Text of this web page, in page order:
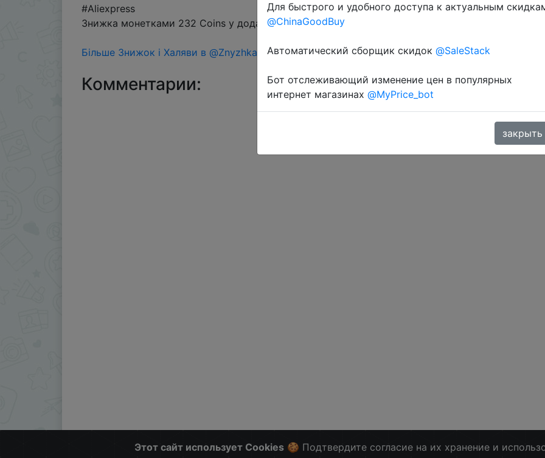
#Aliexpress
Знижка монетками 232 Coins у додатку через розділ монет.
Більше Знижок і Халяви в @ZnyzhkaUA
Комментарии:
Этот сайт использует Cookies🍪 Подтвердите согласие на их хранение и
Для быстрого и удобного доступа к актуальным
@ChinaGoodBuy
Автоматический сборщик скидок @SaleStack
Бот отслеживающий изменение цен в популярных
интернет магазинах @MyPrice_bot
закрыть